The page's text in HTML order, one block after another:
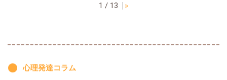
1 / 13 »
心理発達コラム